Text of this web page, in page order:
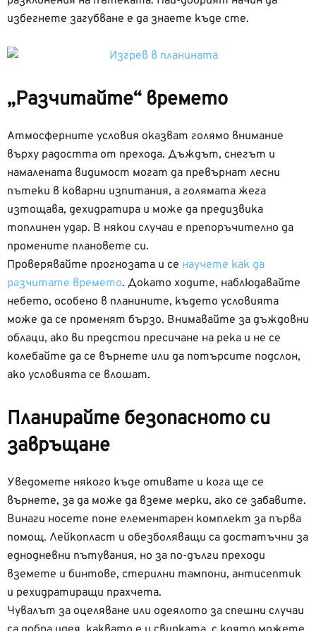
избегнете загубване е да знаете къде сте.
„Разчитайте“ времето
Атмосферните условия оказват голямо внимание
върху радостта от прехода. Дъждът, снегът и
намалената видимост могат да превърнат лесни
пътеки в коварни изпитания, а голямата жега
изтощава, дехидратира и може да предизвика
топлинен удар. В някои случаи е препоръчително да
промените плановете си.
Проверявайте прогнозата и се научете как да
разчитате времето. Докато ходите, наблюдавайте
небето, особено в планините, където условията
може да се променят бързо. Внимавайте за дъждовни
облаци, ако ви предстои пресичане на река и не се
колебайте да се върнете или да потърсите подслон,
ако условията се влошат.
Планирайте безопасното си
завръщане
Уведомете някого къде отивате и кога ще се
върнете, за да може да вземе мерки, ако се забавите.
Винаги носете поне елементарен комплект за първа
помощ. Лейкопласт и обезболяващи са достатъчни за
еднодневни пътувания, но за по-дълги преходи
вземете и бинтове, стерилни тампони, антисептик
и рехидратиращи прахчета.
Чувалът за оцеляване или одеялото за спешни случаи